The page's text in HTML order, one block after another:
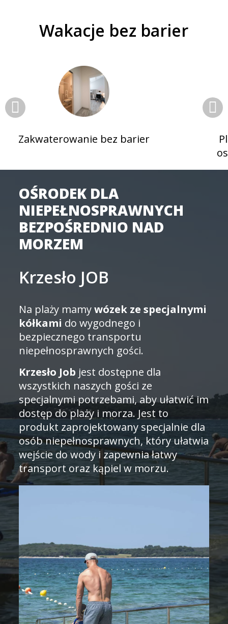
Wakacje bez barier
Zakwaterowanie bez barier
OŚRODEK DLA
NIEPEŁNOSPRAWNYCH
BEZPOŚREDNIO NAD
MORZEM
Krzesło JOB
Na plaży mamywózek ze specjalnymi
kółkami do wygodnego i
bezpiecznego transportu
niepełnosprawnych gości.
Krzesło Job jest dostępne dla
wszystkich naszych gości ze
specjalnymi potrzebami, aby ułatwić im
dostęp do plaży i morza. Jest to
produkt zaprojektowany specjalnie dla
osób niepełnosprawnych, który ułatwia
wejście do wody i zapewnia łatwy
transport oraz kąpiel w morzu.